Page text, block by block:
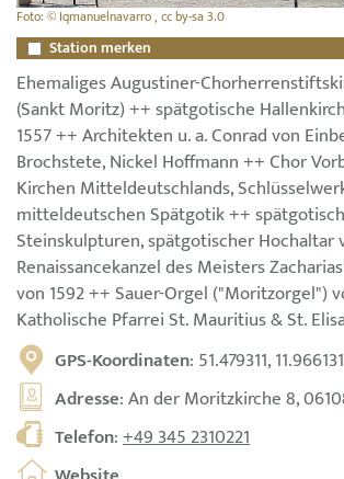
Foto: © Iqmanuelnavarro , cc by-sa 3.0
Station merken
Ehemaliges Augustiner-
(Sankt Moritz) ++ spätgotische
1557 ++ Architekten u. a. Conrad von
Brochstete, Nickel Hoffmann ++ Chor
Kirchen Mitteldeutschlands,
mitteldeutschen Spätgotik ++
Steinskulpturen, spätgotischer Hochaltar
Renaissancekanzel des Meisters
von 1592 ++ Sauer-Orgel ("Moritzorgel")
Katholische Pfarrei St. Mauritius & St.
GPS-Koordinaten: 51.479311, 11.966131
Adresse: An der Moritzkirche 8,
Telefon:+49 345 2310221